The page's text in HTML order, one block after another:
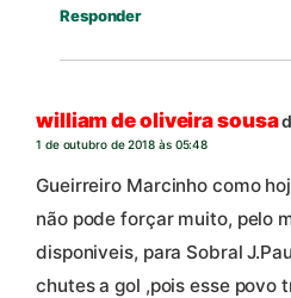
Responder
william de oliveira sousa
1 de outubro de 2018 às 05:48
Gueirreiro Marcinho como
não pode forçar muito, pelo
disponiveis, para Sobral
chutes a gol ,pois esse povo